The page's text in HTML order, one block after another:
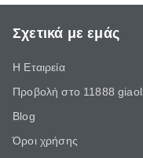
Σχετικά με εμάς
Η Εταιρεία
Προβολή στο 11888
Blog
Όροι χρήσης